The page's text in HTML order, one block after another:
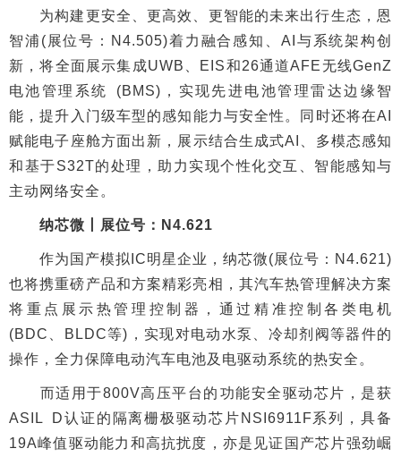
为构建更安全、更高效、更智能的未来出行生态，恩
智浦(展位号：N4.505)着力融合感知、AI与系统架构创
新，将全面展示集成UWB、EIS和26通道AFE无线GenZ
电池管理系统 (BMS)，实现先进电池管理雷达边缘智
能，提升入门级车型的感知能力与安全性。同时还将在AI
赋能电子座舱方面出新，展示结合生成式AI、多模态感知
和基于S32T的处理，助力实现个性化交互、智能感知与
主动网络安全。
纳芯微丨展位号：N4.621
作为国产模拟IC明星企业，纳芯微(展位号：N4.621)
也将携重磅产品和方案精彩亮相，其‌汽车热管理解决方案
将重点展示热管理控制器，通过精准控制各类电机
(BDC、BLDC等)，实现对电动水泵、冷却剂阀等器件的
操作，全力保障电动汽车电池及电驱动系统的热安全。
而适用于800V高压平台的‌功能安全驱动芯片，是获
ASIL D认证的隔离栅极驱动芯片NSI6911F系列，具备
19A峰值驱动能力和高抗扰度，亦是见证国产芯片强劲崛